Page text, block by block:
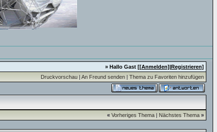
» Hallo Gast [[Anmelden]|Registrieren]
Druckvorschau| An Freund senden| Thema zu Favoriten hinzufügen
« Vorheriges Thema| Nächstes Thema »